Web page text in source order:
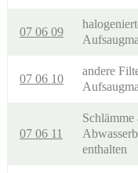
07 06 09
07 06 10
andere
07 06 11
Schlämme
enthalten